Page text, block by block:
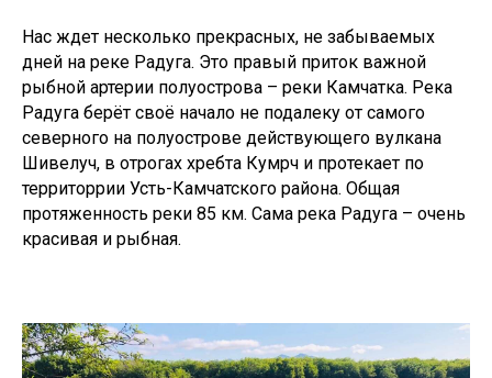
Нас ждет несколько прекрасных, не забываемых
дней на реке Радуга. Это правый приток важной
рыбной артерии полуострова – реки Камчатка. Река
Радуга берёт своё начало не подалеку от самого
северного на полуострове действующего вулкана
Шивелуч, в отрогах хребта Кумрч и протекает по
территоррии Усть-Камчатского района. Общая
протяженность реки 85 км. Сама река Радуга – очень
красивая и рыбная.